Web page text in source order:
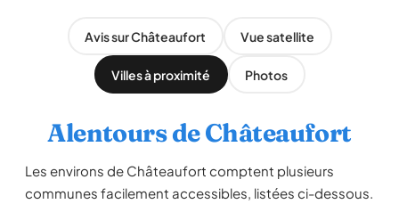
Avis sur Châteaufort Vue satellite
Villes à proximité Photos
Alentours de Châteaufort
Les environs de Châteaufort comptent plusieurs
communes facilement accessibles, listées ci-dessous.